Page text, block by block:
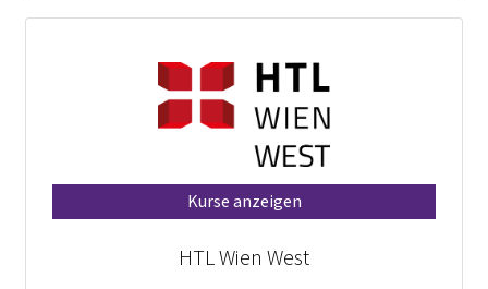
Kurse anzeigen
HTL Wien West